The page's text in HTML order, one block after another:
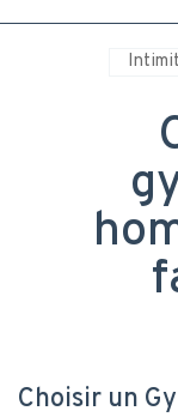
Choisir un